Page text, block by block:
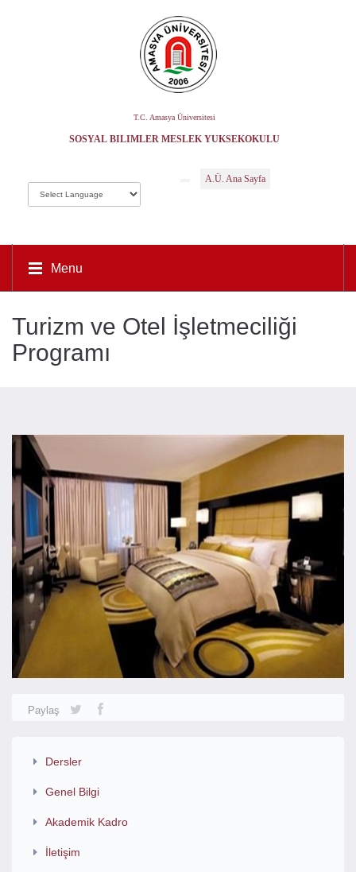
T.C. Amasya Üniversitesi
SOSYAL BILIMLER MESLEK YÜKSEKOKULU
A.Ü. Ana Sayfa
Menu
Turizm ve Otel İşletmeciliği
Programı
Paylaş
Dersler
Genel Bilgi
Akademik Kadro
İletişim